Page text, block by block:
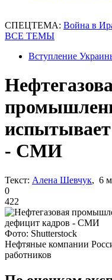
СПЕЦТЕМА: Война в
ВСЕ ТЕМЫ
Вступление
- СМИ
Текст: Алена Шевчук, 6
0
422
Фото: Shutterstock
Нефтяные компании
работников